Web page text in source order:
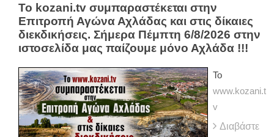
Το kozani.tv συμπαραστέκεται στην
Επιτροπή Αγώνα Αχλάδας και στις δίκαιες
διεκδικήσεις. Σήμερα Πέμπτη 6/8/2026 στην
ιστοσελίδα μας παίζουμε μόνο Αχλάδα !!!
Το
www.kozani.t
v
Διαβάστε